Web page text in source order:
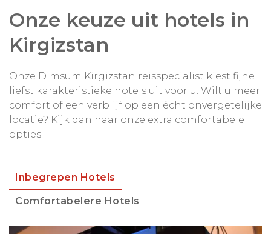
Onze keuze uit hotels in
Kirgizstan
Onze Dimsum Kirgizstan reisspecialist kiest fijne
liefst karakteristieke hotels uit voor u. Wilt u meer
comfort of een verblijf op een écht onvergetelijke
locatie? Kijk dan naar onze extra comfortabele
opties.
Inbegrepen Hotels
Comfortabelere Hotels